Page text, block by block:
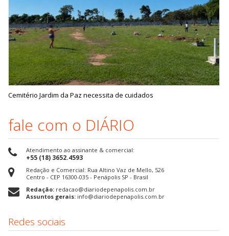
Cemitério Jardim da Paz necessita de cuidados
fale com o DIÁRIO
Atendimento ao assinante & comercial:
+55 (18) 3652.4593
Redação e Comercial: Rua Altino Vaz de Mello, 526
Centro - CEP 16300-035 - Penápolis SP - Brasil
Redação: redacao@diariodepenapolis.com.br
Assuntos gerais: info@diariodepenapolis.com.br
Redes sociais